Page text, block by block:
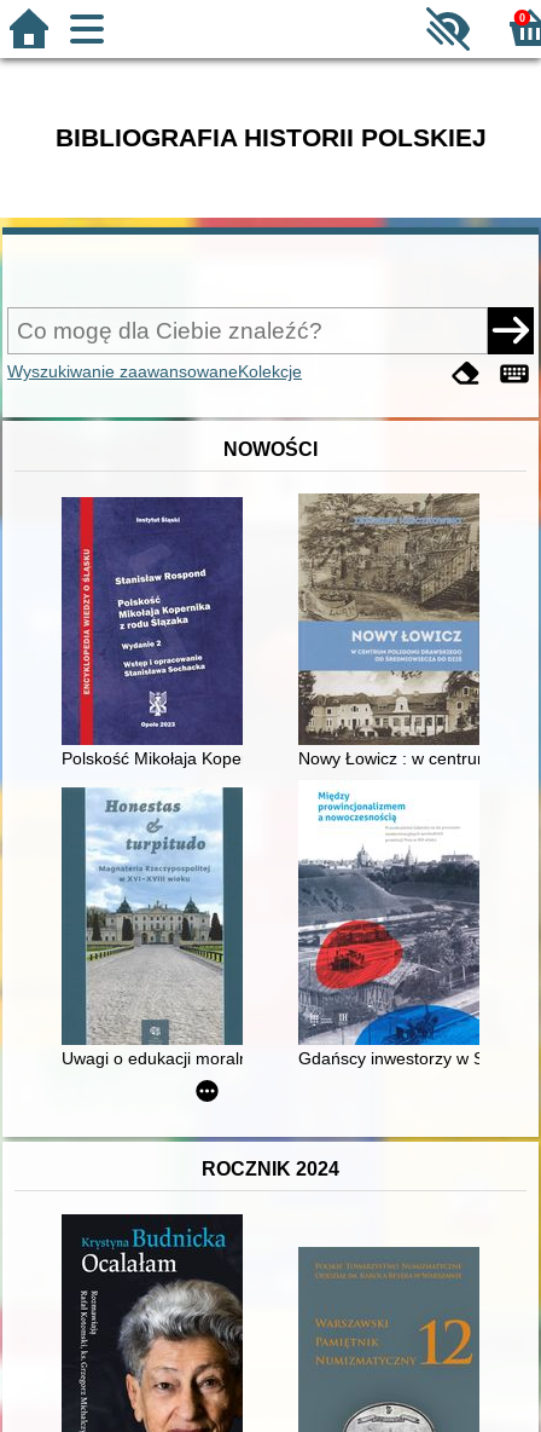
0
BIBLIOGRAFIA HISTORII POLSKIEJ
Wyszukiwanie zaawansowaneKolekcje
NOWOŚCI
Polskość Mikołaja Kopernika z rodu ŚlązakaNowy Łowicz : w centrum
Uwagi o edukacji moralnej synów szlacheckich w XVI-
Gdańscy inwestorzy w
ROCZNIK 2024